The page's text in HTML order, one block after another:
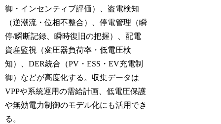
御・インセンティブ評価）、盗電検知
（逆潮流・位相不整合）、停電管理（瞬
停/瞬断記録、瞬時復旧の把握）、配電
資産監視（変圧器負荷率・低電圧検
知）、DER統合（PV・ESS・EV充電制
御）などが高度化する。収集データは
VPPや系統運用の需給計画、低電圧保護
や無効電力制御のモデル化にも活用でき
る。